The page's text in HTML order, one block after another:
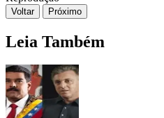
Voltar Próximo
Leia Também